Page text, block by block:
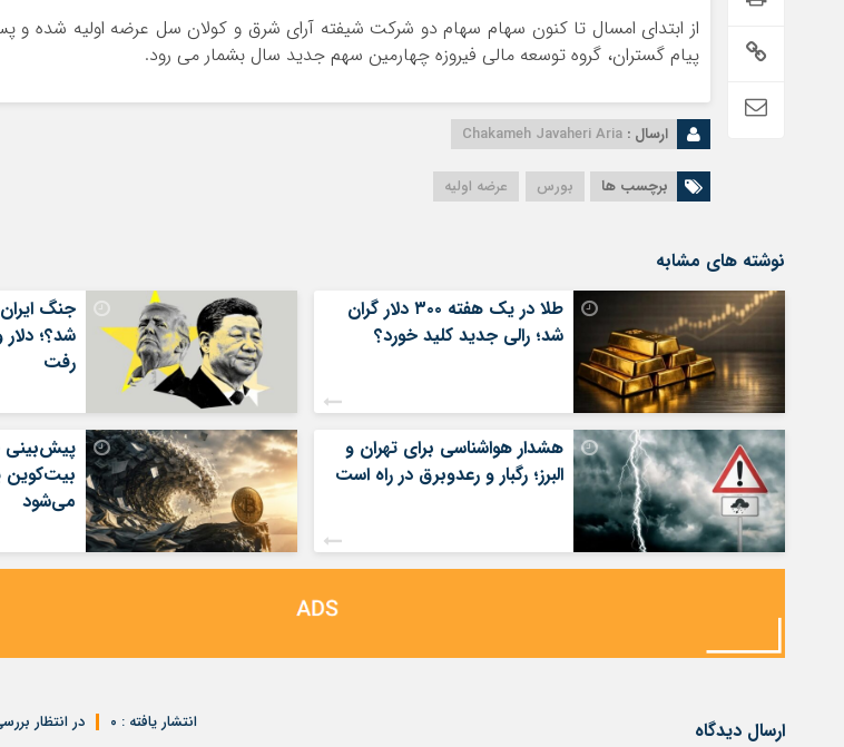
از ابتدای امسال تا کنون سهام سهام دو شرکت شیفته آرای شرق و کولان سل عرضه اولیه شده و
پیام گستران، گروه توسعه مالی فیروزه چهارمین سهم جدید سال بشمار می رود.
ارسال : Chakameh Javaheri Aria
برچسب ها بورس عرضه اولیه
نوشته های مشابه
طلا در یک هفته ۳۰۰ دلار گران
شد؛ رالی جدید کلید خورد؟
جنگ
شد؟؛ دلار
رفت
هشدار هواشناسی برای تهران و
البرز؛ رگبار و رعدوبرق در راه است
پیش‌بینی
بیت‌کوین
می‌شود
ارسال دیدگاه در انتظار انتشار یافته : ۰